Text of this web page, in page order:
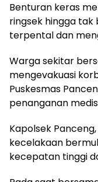
Benturan keras
ringsek hingga
terpental dan
Warga sekitar
mengevakuasi
Puskesmas
penanganan
Kapolsek
kecelakaan
kecepatan tinggi